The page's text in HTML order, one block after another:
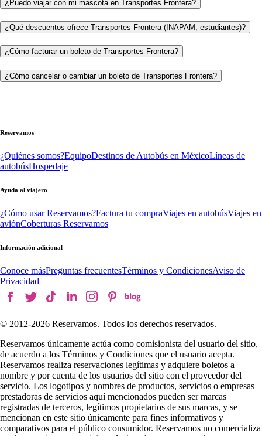
¿Puedo viajar con mi mascota en Transportes Frontera?
¿Qué descuentos ofrece Transportes Frontera (INAPAM, estudiantes)?
¿Cómo facturar un boleto de Transportes Frontera?
¿Cómo cancelar o cambiar un boleto de Transportes Frontera?
Reservamos
¿Quiénes somos?EquipoDestinos de Autobús en MéxicoLíneas de
autobúsHospedaje
Ayuda al viajero
¿Cómo usar Reservamos?Factura tu compraViajes en autobúsViajes en
aviónCoberturas Reservamos
Información adicional
Conoce másPreguntas frecuentesTérminos y CondicionesAviso de
Privacidad
© 2012-2026 Reservamos. Todos los derechos reservados.
Reservamos únicamente actúa como comisionista del usuario del sitio,
de acuerdo a los Términos y Condiciones que el usuario acepta.
Reservamos realiza reservaciones legítimas y adquiere boletos a
nombre y por cuenta de los usuarios del sitio con el proveedor del
servicio. Los logotipos y nombres de productos, servicios o empresas
prestadoras de servicios aquí mencionados pueden ser marcas
registradas de terceros, legítimos propietarios de sus marcas, y se
mencionan en este sitio únicamente para fines informativos y
comparativos para el público consumidor. Reservamos no comercializa